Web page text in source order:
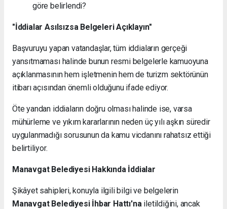
göre belirlendi?
"İddialar Asılsızsa Belgeleri Açıklayın"
Başvuruyu yapan vatandaşlar, tüm iddiaların gerçeği
yansıtmaması halinde bunun resmi belgelerle kamuoyuna
açıklanmasının hem işletmenin hem de turizm sektörünün
itibarı açısından önemli olduğunu ifade ediyor.
Öte yandan iddiaların doğru olması halinde ise, varsa
mühürleme ve yıkım kararlarının neden üç yılı aşkın süredir
uygulanmadığı sorusunun da kamu vicdanını rahatsız ettiği
belirtiliyor.
Manavgat Belediyesi Hakkında İddialar
Şikâyet sahipleri, konuyla ilgili bilgi ve belgelerin
Manavgat Belediyesi İhbar Hattı'na iletildiğini, ancak